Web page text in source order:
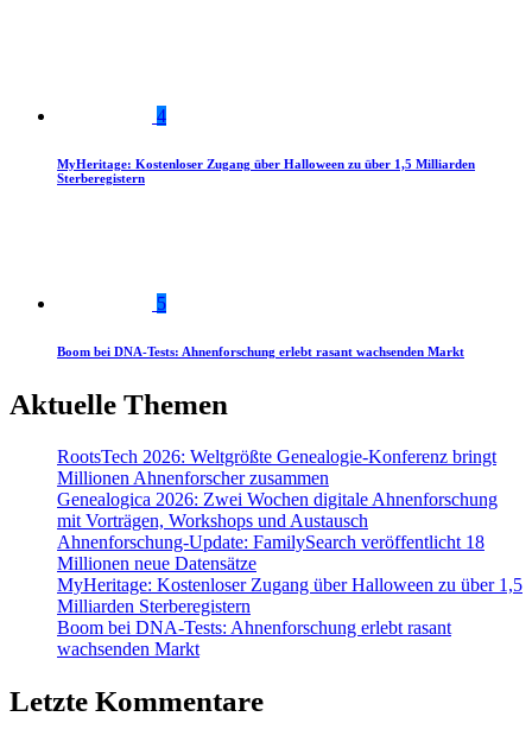
4
MyHeritage: Kostenloser Zugang über Halloween zu über 1,5 Milliarden
Sterberegistern
5
Boom bei DNA-Tests: Ahnenforschung erlebt rasant wachsenden Markt
Aktuelle Themen
RootsTech 2026: Weltgrößte Genealogie-Konferenz bringt
Millionen Ahnenforscher zusammen
Genealogica 2026: Zwei Wochen digitale Ahnenforschung
mit Vorträgen, Workshops und Austausch
Ahnenforschung-Update: FamilySearch veröffentlicht 18
Millionen neue Datensätze
MyHeritage: Kostenloser Zugang über Halloween zu über 1,5
Milliarden Sterberegistern
Boom bei DNA-Tests: Ahnenforschung erlebt rasant
wachsenden Markt
Letzte Kommentare